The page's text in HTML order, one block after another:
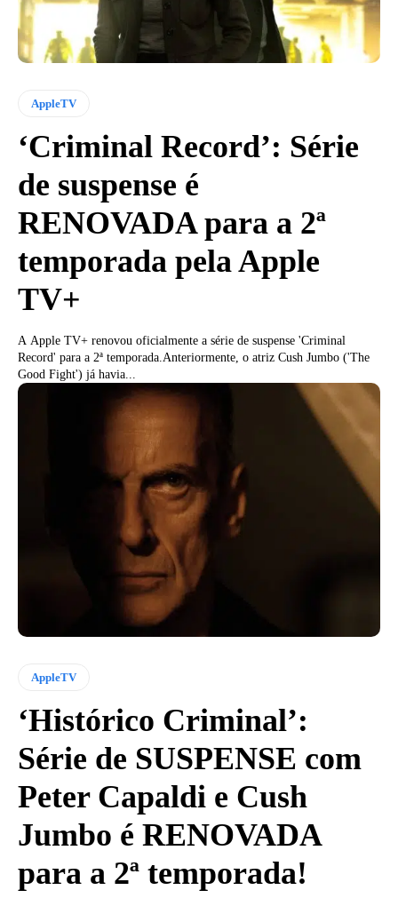
AppleTV
‘Criminal Record’: Série
de suspense é
RENOVADA para a 2ª
temporada pela Apple
TV+
A Apple TV+ renovou oficialmente a série de suspense 'Criminal
Record' para a 2ª temporada.Anteriormente, o atriz Cush Jumbo ('The
Good Fight') já havia...
AppleTV
‘Histórico Criminal’:
Série de SUSPENSE com
Peter Capaldi e Cush
Jumbo é RENOVADA
para a 2ª temporada!